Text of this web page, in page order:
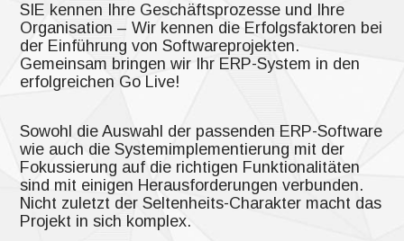
SIE kennen Ihre Geschäftsprozesse und Ihre
Organisation – Wir kennen die Erfolgsfaktoren bei
der Einführung von Softwareprojekten.
Gemeinsam bringen wir Ihr ERP-System in den
erfolgreichen Go Live!
Sowohl die Auswahl der passenden ERP-Software
wie auch die Systemimplementierung mit der
Fokussierung auf die richtigen Funktionalitäten
sind mit einigen Herausforderungen verbunden.
Nicht zuletzt der Seltenheits-Charakter macht das
Projekt in sich komplex.